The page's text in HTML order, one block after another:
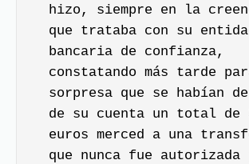
hizo, siempre en la
que trataba con su
bancaria de confianza,
constatando más tarde
sorpresa que se habían
de su cuenta un total de
euros merced a una
que nunca fue autorizada